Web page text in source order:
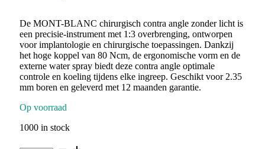
De MONT-BLANC chirurgisch contra angle zonder licht is
een precisie-instrument met 1:3 overbrenging, ontworpen
voor implantologie en chirurgische toepassingen. Dankzij
het hoge koppel van 80 Ncm, de ergonomische vorm en de
externe water spray biedt deze contra angle optimale
controle en koeling tijdens elke ingreep. Geschikt voor 2.35
mm boren en geleverd met 12 maanden garantie.
Op voorraad
1000 in stock